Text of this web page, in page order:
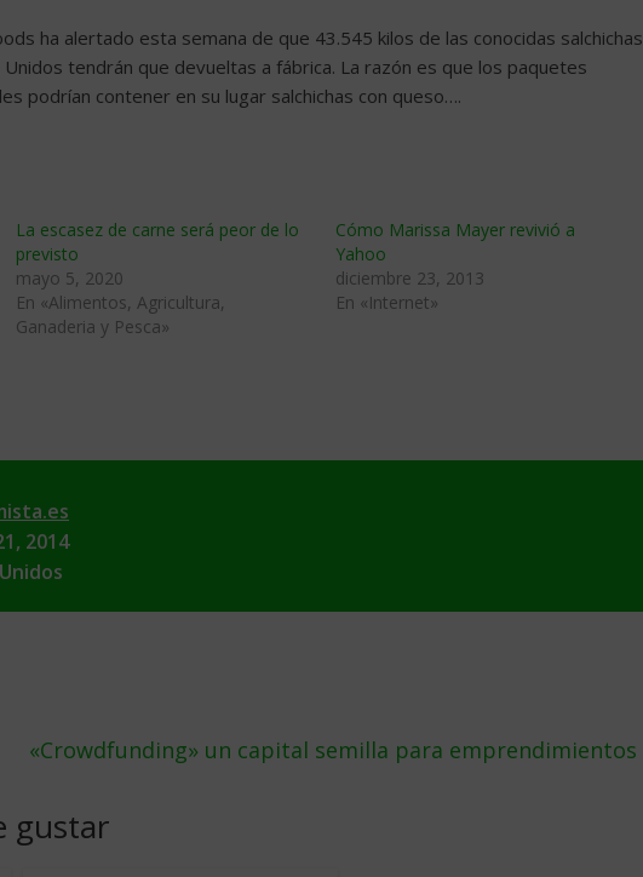
ha alertado esta semana de que 43.545 kilos de las conocidas salchichas
tendrán que devueltas a fábrica. La razón es que los paquetes
podrían contener en su lugar salchichas con queso….
La escasez de carne será peor de lo
previsto
mayo 5, 2020
En «Alimentos, Agricultura,
Ganaderia y Pesca»
Cómo Marissa Mayer revivió a
Yahoo
diciembre 23, 2013
En «Internet»
2014
«Crowdfunding» un capital semilla para emprendimientos
gustar